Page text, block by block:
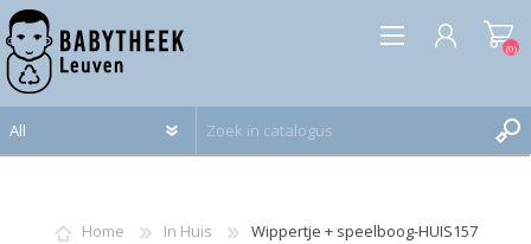
(0)
Home In Huis Wippertje + speelboog-HUIS157